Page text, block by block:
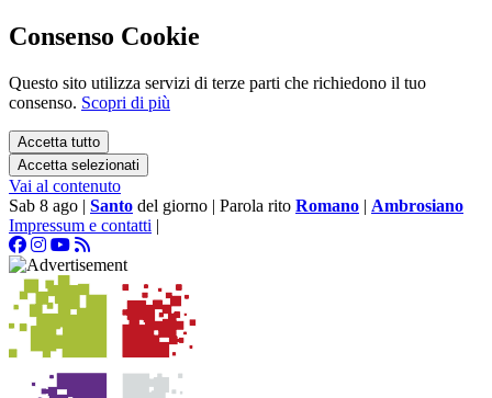
Consenso Cookie
Questo sito utilizza servizi di terze parti che richiedono il tuo
consenso. Scopri di più
Accetta tutto
Accetta selezionati
Vai al contenuto
Sab 8 ago | Santo del giorno | Parola rito Romano | Ambrosiano
Impressum e contatti |